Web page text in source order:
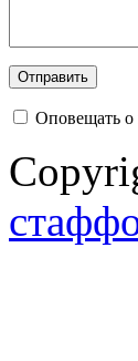
Оповещать о